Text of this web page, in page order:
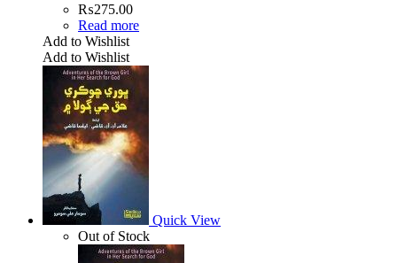
₨275.00
Read more
Add to Wishlist
Add to Wishlist
Quick View
Out of Stock